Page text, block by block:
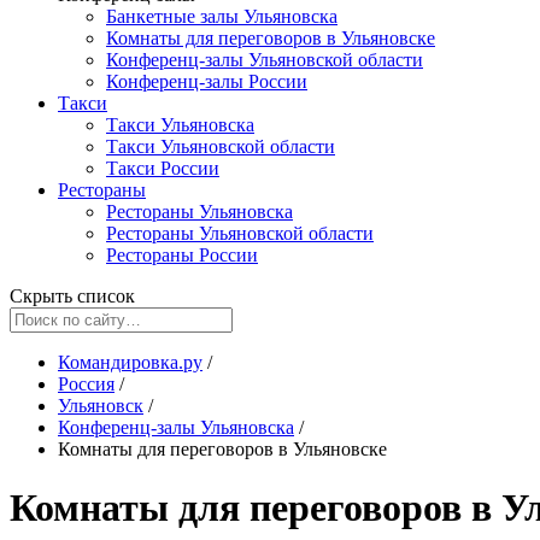
Банкетные залы Ульяновска
Комнаты для переговоров в Ульяновске
Конференц-залы Ульяновской области
Конференц-залы России
Такси
Такси Ульяновска
Такси Ульяновской области
Такси России
Рестораны
Рестораны Ульяновска
Рестораны Ульяновской области
Рестораны России
Скрыть список
Командировка.ру /
Россия /
Ульяновск /
Конференц-залы Ульяновска /
Комнаты для переговоров в Ульяновске
Комнаты для переговоров в